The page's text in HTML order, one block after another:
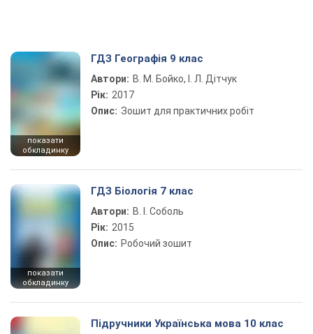
показати
обкладинку
ГДЗ Географія 9 клас
Автори: В. М. Бойко, І. Л. Дітчук
Рік: 2017
Опис: Зошит для практичних робіт
показати
обкладинку
ГДЗ Біологія 7 клас
Автори: В. І. Соболь
Рік: 2015
Опис: Робочий зошит
Підручники Українська мова 10 клас